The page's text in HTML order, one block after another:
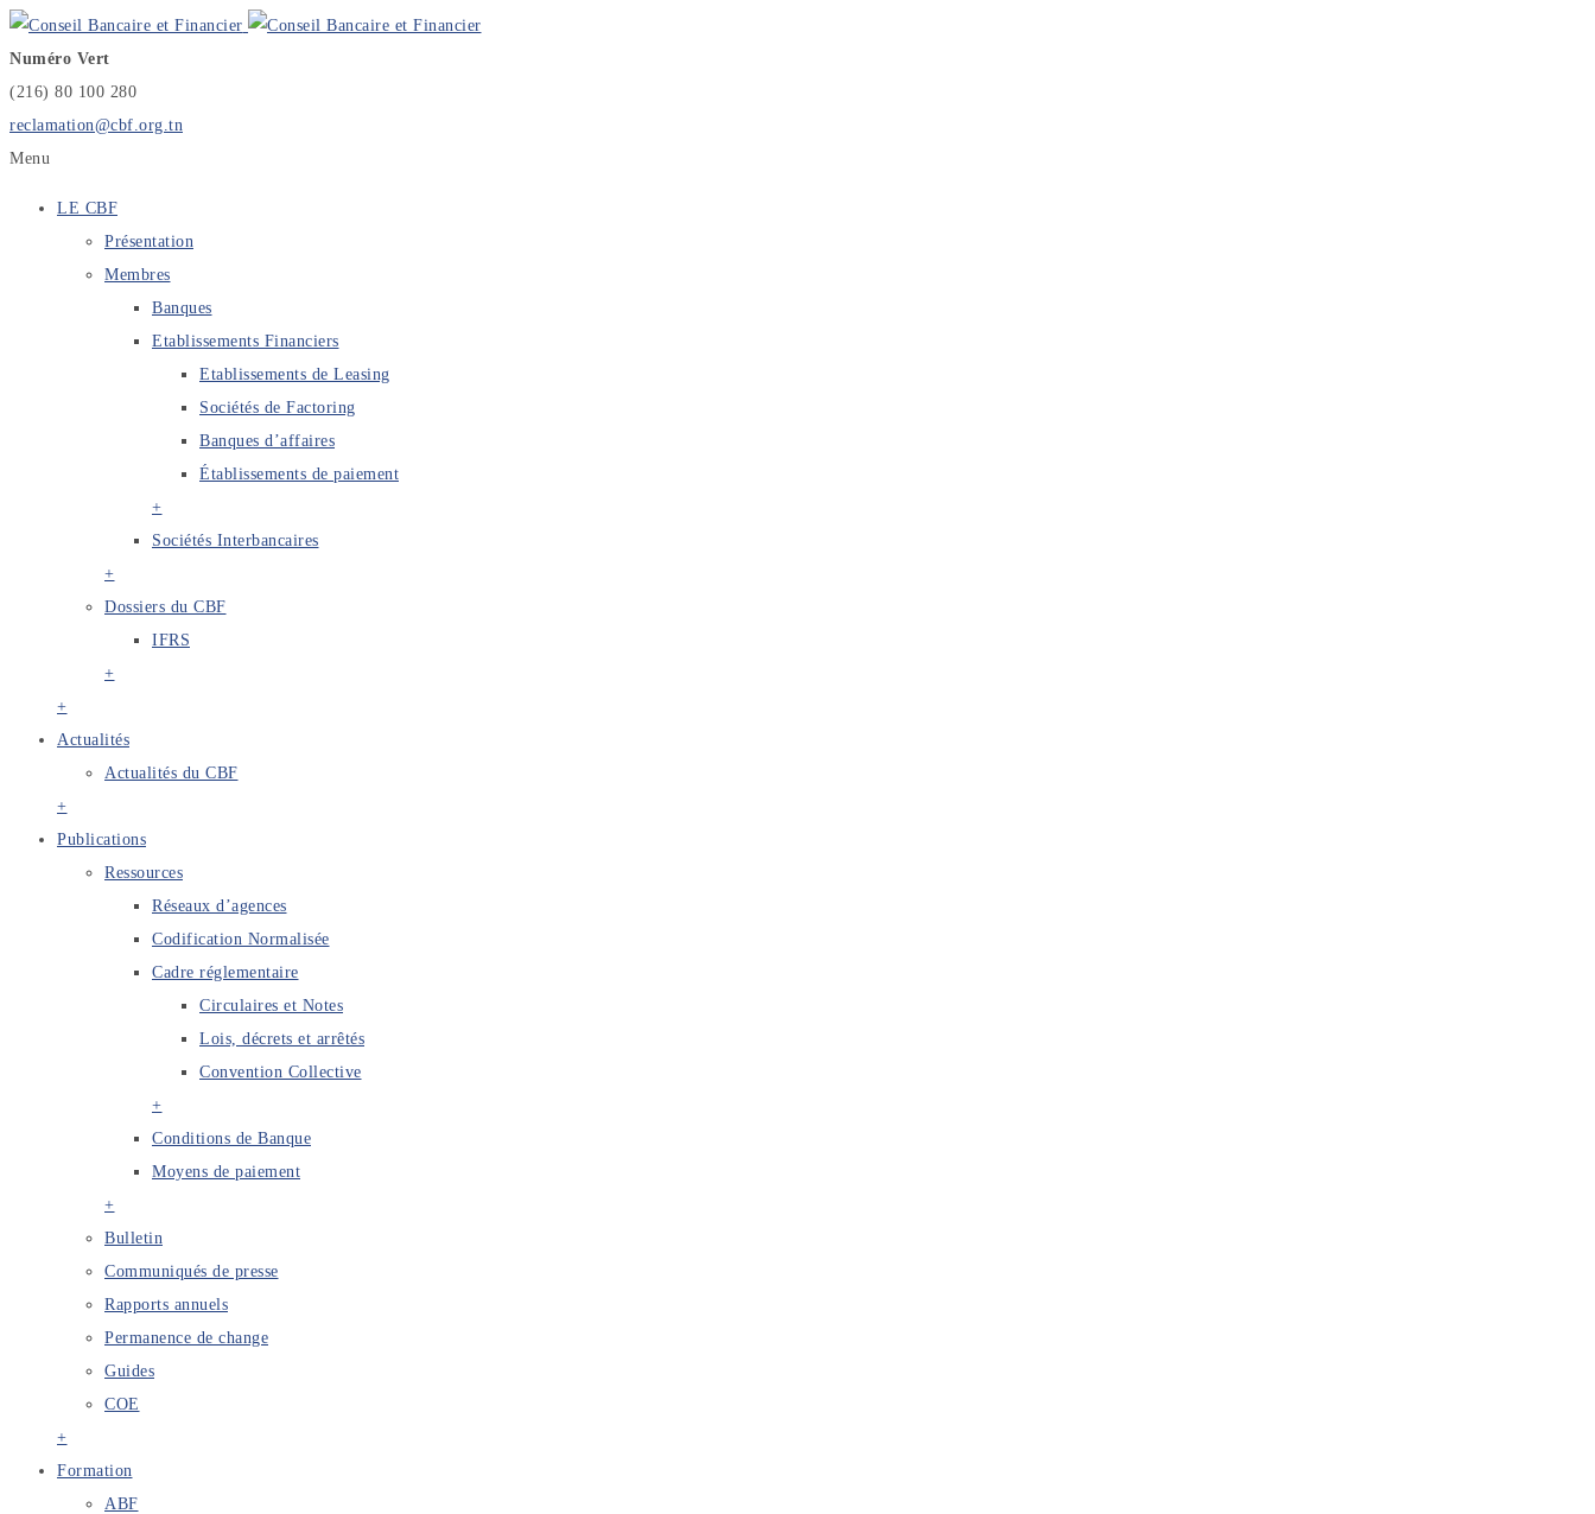
Numéro Vert
(216) 80 100 280
reclamation@cbf.org.tn
Menu
LE CBF
Présentation
Membres
Banques
Etablissements Financiers
Etablissements de Leasing
Sociétés de Factoring
Banques d’affaires
Établissements de paiement
+
Sociétés Interbancaires
+
Dossiers du CBF
IFRS
+
+
Actualités
Actualités du CBF
+
Publications
Ressources
Réseaux d’agences
Codification Normalisée
Cadre réglementaire
Circulaires et Notes
Lois, décrets et arrêtés
Convention Collective
+
Conditions de Banque
Moyens de paiement
+
Bulletin
Communiqués de presse
Rapports annuels
Permanence de change
Guides
COE
+
Formation
ABF